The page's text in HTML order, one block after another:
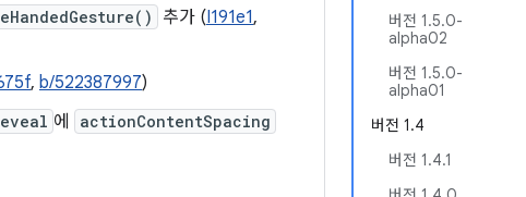
버전 1.5.0-
alpha02
버전 1.5.0-
alpha01
버전 1.4
버전 1.4.1
추가 (I191e1,
, b/522387997)
에 actionContentSpacing